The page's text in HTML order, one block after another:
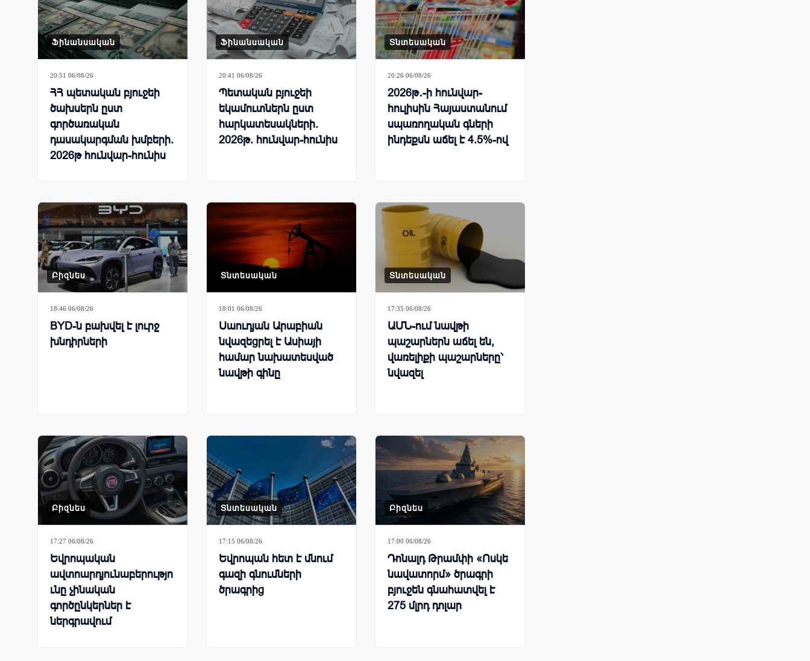
Ֆինանսական
20:51 06/08/26
ՀՀ պետական բյուջեի
ծախսերն ըստ
գործառական
դասակարգման խմբերի.
2026թ հունվար-հունիս
Ֆինանսական
20:41 06/08/26
Պետական բյուջեի
եկամուտներն ըստ
հարկատեսակների.
2026թ. հունվար-հունիս
Տնտեսական
20:26 06/08/26
2026թ․-ի հունվար-
հուլիսին Հայաստանում
սպառողական գների
ինդեքսն աճել է 4.5%-ով
Բիզնես
18:46 06/08/26
BYD-ն բախվել է լուրջ
խնդիրների
Տնտեսական
18:01 06/08/26
Սաուդյան Արաբիան
նվազեցրել է Ասիայի
համար նախատեսված
նավթի գինը
Տնտեսական
17:35 06/08/26
ԱՄՆ-ում նավթի
պաշարներն աճել են,
վառելիքի պաշարները՝
նվազել
Բիզնես
17:27 06/08/26
Եվրոպական
ավտոարդյունաբերությո
ւնը չինական
գործընկերներ է
ներգրավում
Տնտեսական
17:15 06/08/26
Եվրոպան հետ է մնում
գազի գնումների
ծրագրից
Բիզնես
17:00 06/08/26
Դոնալդ Թրամփի «Ոսկե
նավատորմ» ծրագրի
բյուջեն գնահատվել է
275 մլրդ դոլար